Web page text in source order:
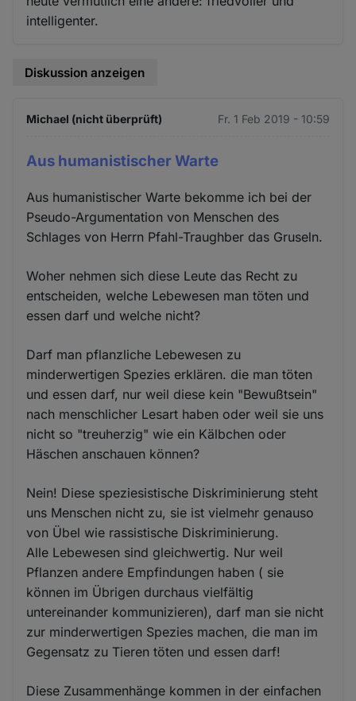
intelligenter.
Diskussion anzeigen
Michael (nicht überprüft) Fr. 1 Feb 2019 - 10:59
Aus humanistischer Warte
Aus humanistischer Warte bekomme ich bei der
Pseudo-Argumentation von Menschen des
Schlages von Herrn Pfahl-Traughber das Gruseln.
Woher nehmen sich diese Leute das Recht zu
entscheiden, welche Lebewesen man töten und
essen darf und welche nicht?
Darf man pflanzliche Lebewesen zu
minderwertigen Spezies erklären. die man töten
und essen darf, nur weil diese kein "Bewußtsein"
nach menschlicher Lesart haben oder weil sie uns
nicht so "treuherzig" wie ein Kälbchen oder
Häschen anschauen können?
Nein! Diese speziesistische Diskriminierung steht
uns Menschen nicht zu, sie ist vielmehr genauso
von Übel wie rassistische Diskriminierung.
Alle Lebewesen sind gleichwertig. Nur weil
Pflanzen andere Empfindungen haben ( sie
können im Übrigen durchaus vielfältig
untereinander kommunizieren), darf man sie nicht
zur minderwertigen Spezies machen, die man im
Gegensatz zu Tieren töten und essen darf!
Diese Zusammenhänge kommen in der einfachen